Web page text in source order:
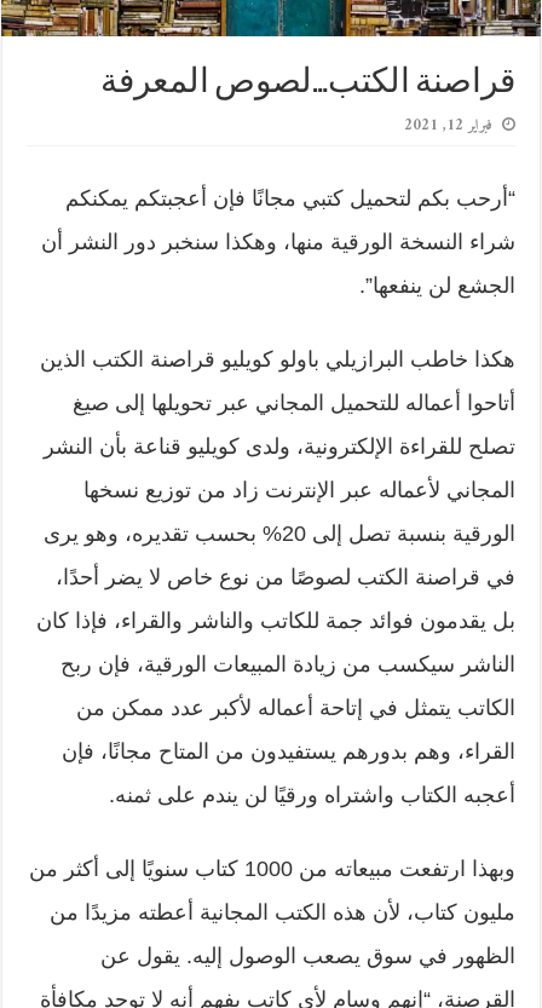
قراصنة الكتب…لصوص المعرفة
فبراير 12, 2021
“أرحب بكم لتحميل كتبي مجانًا فإن أعجبتكم يمكنكم
شراء النسخة الورقية منها، وهكذا سنخبر دور النشر أن
الجشع لن ينفعها”.
هكذا خاطب البرازيلي باولو كويليو قراصنة الكتب الذين
أتاحوا أعماله للتحميل المجاني عبر تحويلها إلى صيغ
تصلح للقراءة الإلكترونية، ولدى كويليو قناعة بأن النشر
المجاني لأعماله عبر الإنترنت زاد من توزيع نسخها
الورقية بنسبة تصل إلى 20% بحسب تقديره، وهو يرى
في قراصنة الكتب لصوصًا من نوع خاص لا يضر أحدًا،
بل يقدمون فوائد جمة للكاتب والناشر والقراء، فإذا كان
الناشر سيكسب من زيادة المبيعات الورقية، فإن ربح
الكاتب يتمثل في إتاحة أعماله لأكبر عدد ممكن من
القراء، وهم بدورهم يستفيدون من المتاح مجانًا، فإن
أعجبه الكتاب واشتراه ورقيًا لن يندم على ثمنه.
وبهذا ارتفعت مبيعاته من 1000 كتاب سنويًا إلى أكثر من
مليون كتاب، لأن هذه الكتب المجانية أعطته مزيدًا من
الظهور في سوق يصعب الوصول إليه. يقول عن
القرصنة، “إنهم وسام لأي كاتب يفهم أنه لا توجد مكافأة